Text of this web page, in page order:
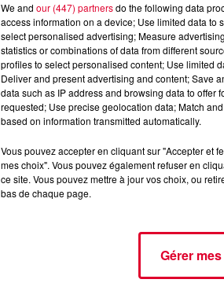
We and our (447) partnersdo the following data
access information on a device; Use limited data
select personalised advertising; Measure
statistics or combinations of data from different
profiles to select personalised content; Use limited
Deliver and present advertising and content; Save
data such as IP address and browsing data to
requested; Use precise geolocation data; Match
based on information transmitted automatically.
Vous pouvez accepter en cliquant sur "Accepter et
mes choix". Vous pouvez également refuser en
ce site. Vous pouvez mettre à jour vos choix, ou
bas de chaque page.
Gérer